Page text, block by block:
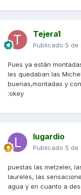
Tejera1
Publicado 5 de
Pues ya están
les quedaban las
buenas,montadas y
:okey
lugardio
Publicado 5 de
puestas las metzeler,
laureles, las
agua y en cuanto a